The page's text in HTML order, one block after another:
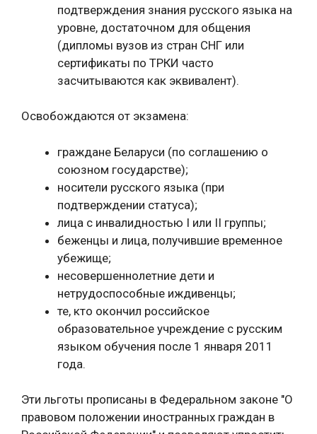
подтверждения знания русского языка на
уровне, достаточном для общения
(дипломы вузов из стран СНГ или
сертификаты по ТРКИ часто
засчитываются как эквивалент).
Освобождаются от экзамена:
граждане Беларуси (по соглашению о
союзном государстве);
носители русского языка (при
подтверждении статуса);
лица с инвалидностью I или II группы;
беженцы и лица, получившие временное
убежище;
несовершеннолетние дети и
нетрудоспособные иждивенцы;
те, кто окончил российское
образовательное учреждение с русским
языком обучения после 1 января 2011
года.
Эти льготы прописаны в Федеральном законе "О
правовом положении иностранных граждан в